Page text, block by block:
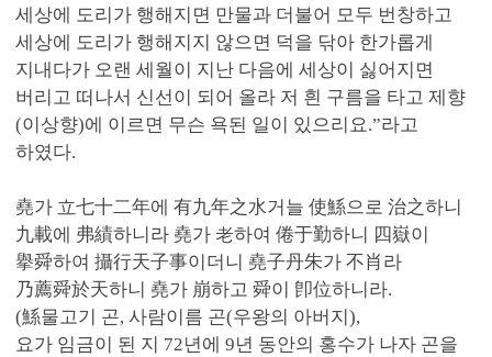
세상에 도리가 행해지면 만물과 더불어 모두 번창하고
세상에 도리가 행해지지 않으면 덕을 닦아 한가롭게
지내다가 오랜 세월이 지난 다음에 세상이 싫어지면
버리고 떠나서 신선이 되어 올라 저 흰 구름을 타고 제향
(이상향)에 이르면 무슨 욕된 일이 있으리요.”라고
하였다.
堯가 立七十二年에 有九年之水거늘 使鯀으로 治之하니
九載에 弗績하니라 堯가 老하여 倦于勤하니 四嶽이
擧舜하여 攝行天子事이더니 堯子丹朱가 不肖라
乃薦舜於天하니 堯가 崩하고 舜이 卽位하니라.
(鯀물고기 곤, 사람이름 곤(우왕의 아버지),
요가 임금이 된 지 72년에 9년 동안의 홍수가 나자 곤을